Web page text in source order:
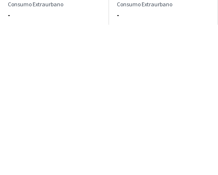
Consumo Extraurbano
-
Consumo Extraurbano
-